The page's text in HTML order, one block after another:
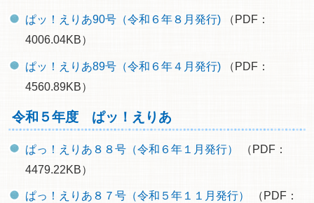
ぱッ！えりあ90号（令和６年８月発行)（PDF：
4006.04KB）
ぱッ！えりあ89号（令和６年４月発行)（PDF：
4560.89KB）
令和５年度 ぱッ！えりあ
ぱっ！えりあ８８号（令和６年１月発行）
（PDF：
4479.22KB）
ぱっ！えりあ８７号（令和５年１１月発行）
（PDF：